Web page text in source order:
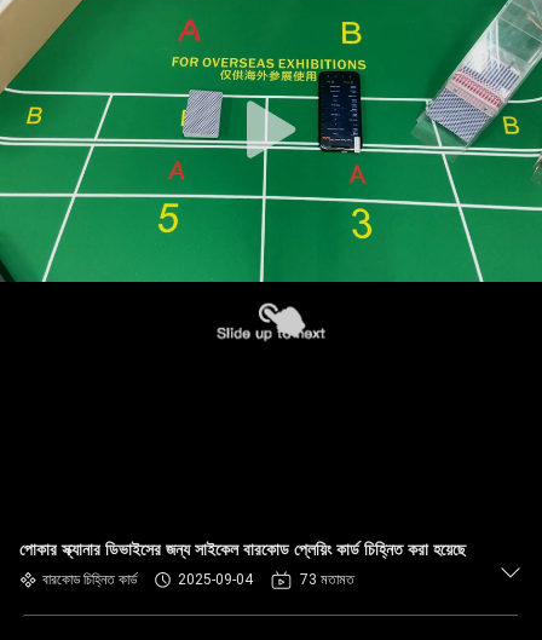
পোকার স্ক্যানার ডিভাইসের জন্য সাইকেল বারকোড প্লেয়িং কার্ড চিহ্নিত করা হয়েছে
বারকোড চিহ্নিত কার্ড 2025-09-04 73 মতামত